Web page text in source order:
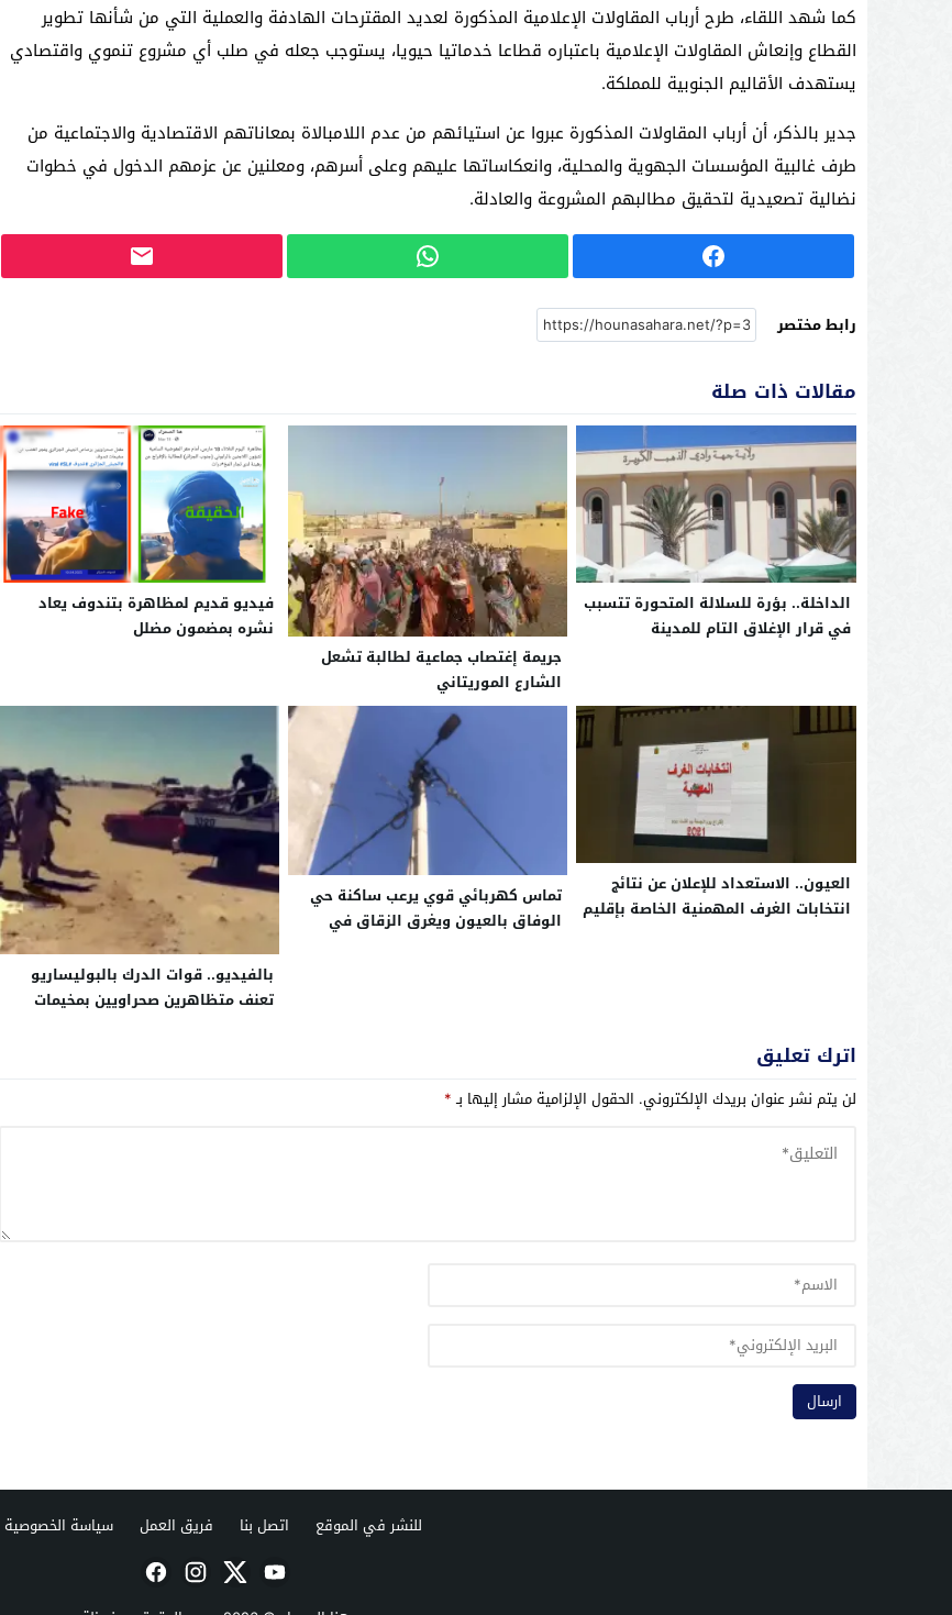
كما شهد اللقاء، طرح أرباب المقاولات الإعلامية المذكورة لعديد المقترحات الهادفة والعملية التي من شأنها تطوير
القطاع وإنعاش المقاولات الإعلامية باعتباره قطاعا خدماتيا حيويا، يستوجب جعله في صلب أي مشروع تنموي واقتصادي
يستهدف الأقاليم الجنوبية للمملكة.
جدير بالذكر، أن أرباب المقاولات المذكورة عبروا عن استيائهم من عدم اللامبالاة بمعاناتهم الاقتصادية والاجتماعية من
طرف غالبية المؤسسات الجهوية والمحلية، وانعكاساتها عليهم وعلى أسرهم، ومعلنين عن عزمهم الدخول في خطوات
نضالية تصعيدية لتحقيق مطالبهم المشروعة والعادلة.
رابط مختصر
مقالات ذات صلة
الداخلة.. بؤرة للسلالة المتحورة تتسبب
في قرار الإغلاق التام للمدينة
جريمة إغتصاب جماعية لطالبة تشعل
الشارع الموريتاني
فيديو قديم لمظاهرة بتندوف يعاد
نشره بمضمون مضلل
العيون.. الاستعداد للإعلان عن نتائج
انتخابات الغرف المهمنية الخاصة بإقليم
تماس كهربائي قوي يرعب ساكنة حي
الوفاق بالعيون ويغرق الزقاق في
بالفيديو.. قوات الدرك بالبوليساريو
تعنف متظاهرين صحراويين بمخيمات
اترك تعليق
لن يتم نشر عنوان بريدك الإلكتروني. الحقول الإلزامية مشار إليها بـ*
للنشر في الموقع اتصل بنا فريق العمل سياسة الخصوصية